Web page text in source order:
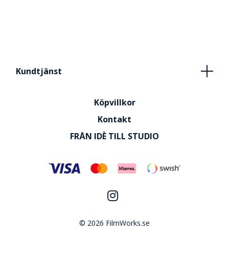
Kundtjänst
Köpvillkor
Kontakt
FRÅN IDÈ TILL STUDIO
© 2026 FilmWorks.se